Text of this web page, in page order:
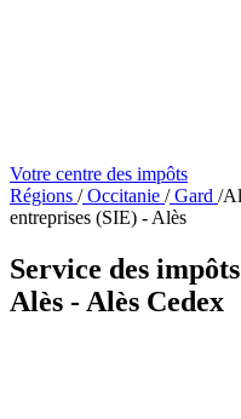
Votre centre des impôts
Régions /Occitanie /Gard /
entreprises (SIE) - Alès
Service des
Alès - Alès Cedex